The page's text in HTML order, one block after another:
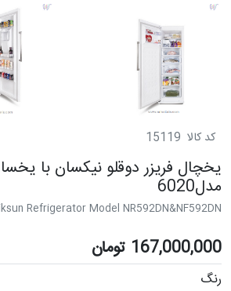
کد کالا 15119
یخچال فریزر دوقلو نیکسان با
مدل6020
Refrigerator Model NR592DN&NF592DN
167,000,000 تومان
رنگ